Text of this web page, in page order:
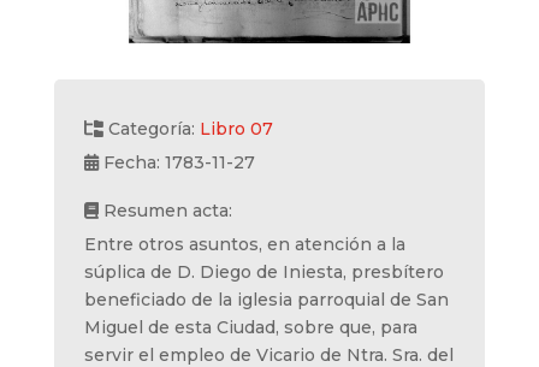
Categoría: Libro 07
Fecha: 1783-11-27
Resumen acta:
Entre otros asuntos, en atención a la
súplica de D. Diego de Iniesta, presbítero
beneficiado de la iglesia parroquial de San
Miguel de esta Ciudad, sobre que, para
servir el empleo de Vicario de Ntra. Sra. del